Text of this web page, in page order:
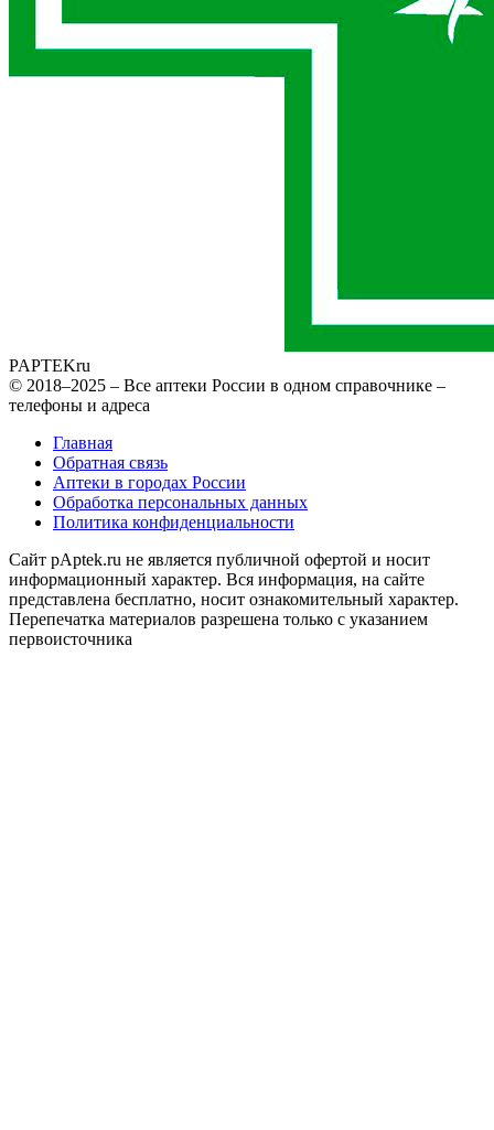
PAPTEKru
© 2018–2025 – Все аптеки России в одном справочнике –
телефоны и адреса
Главная
Обратная связь
Аптеки в городах России
Обработка персональных данных
Политика конфиденциальности
Сайт pAptek.ru не является публичной офертой и носит
информационный характер. Вся информация, на сайте
представлена бесплатно, носит ознакомительный характер.
Перепечатка материалов разрешена только с указанием
первоисточника